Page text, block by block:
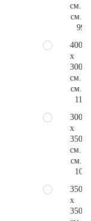
см.
см.
400
x
300
см.
см.
300
x
350
см.
см.
350
x
350